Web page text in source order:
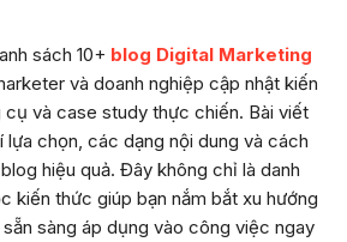
sách 10+ blog Digital Marketing
và doanh nghiệp cập nhật kiến
và case study thực chiến. Bài viết
chọn, các dạng nội dung và cách
hiệu quả. Đây không chỉ là danh
kiến thức giúp bạn nắm bắt xu hướng
sàng áp dụng vào công việc ngay